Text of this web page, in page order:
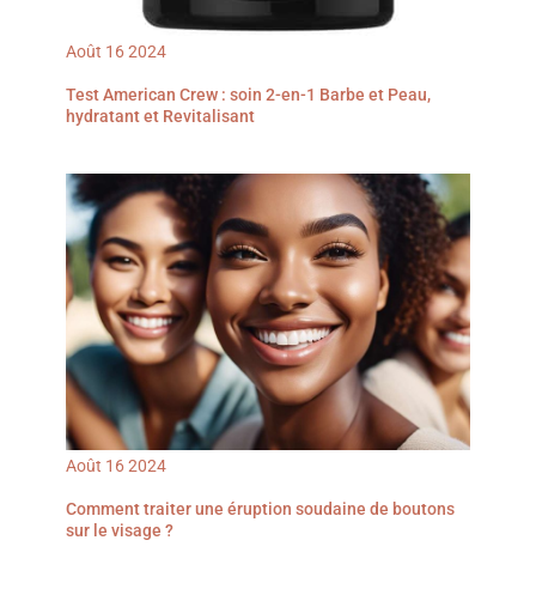
Août 162024
Test American Crew : soin 2-en-1 Barbe et Peau,
hydratant et Revitalisant
Août 162024
Comment traiter une éruption soudaine de boutons
sur le visage ?